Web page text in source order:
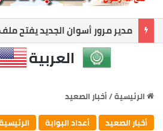
العربية
الرئيسية/أخبار الصعيد
أخبار الصعيد
أعداد البوابة